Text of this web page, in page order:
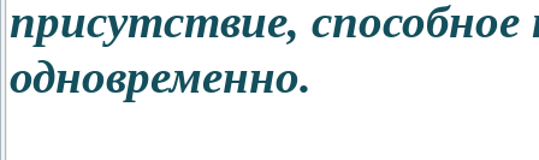
присутствие,
одновременно.